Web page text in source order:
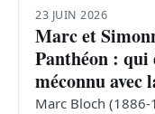
23 JUIN 2026
Marc et
Panthéon :
méconnu avec
Marc Bloch